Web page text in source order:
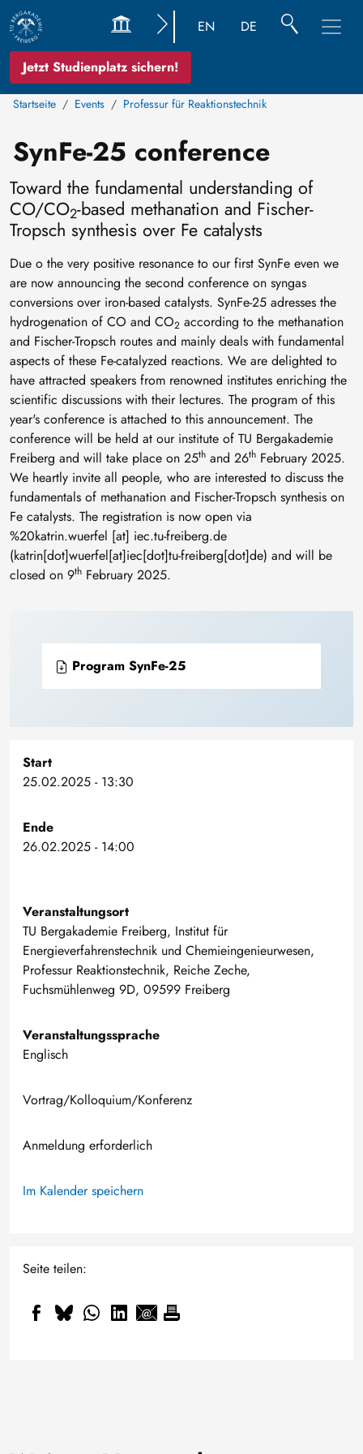
Jetzt Studienplatz sichern!
EN DE
Startseite Events Professur für Reaktionstechnik
SynFe-25 conference
Toward the fundamental understanding of
CO/CO2-based methanation and Fischer-
Tropsch synthesis over Fe catalysts
Due o the very positive resonance to our first SynFe even we
are now announcing the second conference on syngas
conversions over iron-based catalysts. SynFe-25 adresses the
hydrogenation of CO and CO2 according to the methanation
and Fischer-Tropsch routes and mainly deals with fundamental
aspects of these Fe-catalyzed reactions. We are delighted to
have attracted speakers from renowned institutes enriching the
scientific discussions with their lectures. The program of this
year's conference is attached to this announcement. The
conference will be held at our institute of TU Bergakademie
Freiberg and will take place on 25th and 26th February 2025.
We heartly invite all people, who are interested to discuss the
fundamentals of methanation and Fischer-Tropsch synthesis on
Fe catalysts. The registration is now open via
%20katrin.wuerfel [at] iec.tu-freiberg.de
(katrin[dot]wuerfel[at]iec[dot]tu-freiberg[dot]de) and will be
closed on 9th February 2025.
Program SynFe-25
Start
25.02.2025 - 13:30
Ende
26.02.2025 - 14:00
Veranstaltungsort
TU Bergakademie Freiberg, Institut für
Energieverfahrenstechnik und Chemieingenieurwesen,
Professur Reaktionstechnik, Reiche Zeche,
Fuchsmühlenweg 9D, 09599 Freiberg
Veranstaltungssprache
Englisch
Vortrag/Kolloquium/Konferenz
Anmeldung erforderlich
Im Kalender speichern
Seite teilen: